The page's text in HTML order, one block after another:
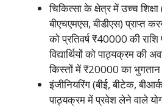
चिकित्सा के क्षेत्र में उच्च शिक्षा
बीएचएमएस, बीडीएस) प्राप्त
को प्रतिवर्ष ₹40000 की राशि
विद्यार्थियों को पाठ्यक्रम की
किस्तों में ₹20000 का भुगतान
इंजीनियरिंग (बीई, बीटेक,
पाठ्यक्रम में प्रवेश लेने वाले